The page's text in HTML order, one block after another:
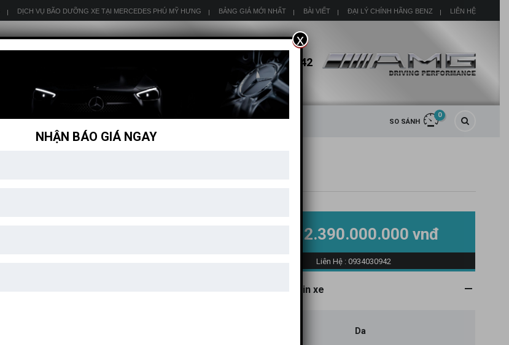
DỊCH VỤ BÃO DƯỠNG XE TẠI MERCEDES PHÚ MỸ HƯNG BẢNG GIÁ MỚI NHẤT BÀI VIẾT ĐẠI LÝ CHÍNH HÃNG BENZ LIÊN HỆ
HOTLINE
0934030942
SO SÁNH
0
GLC GLE GLS SL SLK AMG
2.390.000.000 vnđ
Liên Hệ : 0934030942
Thông tin xe
Da
NHẬN BÁO GIÁ NGAY
x